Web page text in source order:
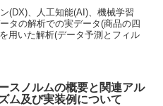
(DX)、人工知能(AI)、機械学習
タの解析での実データ(商品の四
用いた解析(データ予測とフィル
スノルムの概要と関連アル
ム及び実装例について